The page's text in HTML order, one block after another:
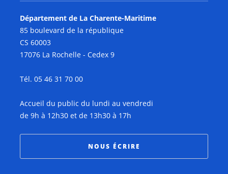
Département de La Charente-Maritime
85 boulevard de la république
CS 60003
17076 La Rochelle - Cedex 9
Tél. 05 46 31 70 00
Accueil du public du lundi au vendredi
de 9h à 12h30 et de 13h30 à 17h
NOUS ÉCRIRE